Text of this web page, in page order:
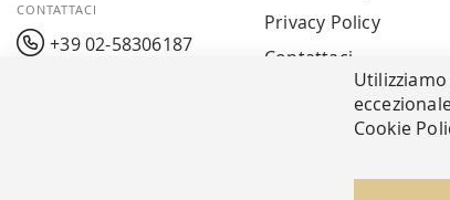
CONTATTACI
+39 02-58306187
Privacy Policy
Contattaci
Cookie